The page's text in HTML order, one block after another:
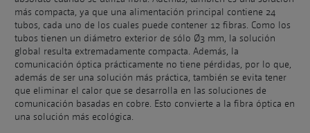
más compacta, ya que una alimentación principal contiene 24
tubos, cada uno de los cuales puede contener 12 fibras. Como los
tubos tienen un diámetro exterior de sólo Ø3 mm, la solución
global resulta extremadamente compacta. Además, la
comunicación óptica prácticamente no tiene pérdidas, por lo que,
además de ser una solución más práctica, también se evita tener
que eliminar el calor que se desarrolla en las soluciones de
comunicación basadas en cobre. Esto convierte a la fibra óptica en
una solución más ecológica.